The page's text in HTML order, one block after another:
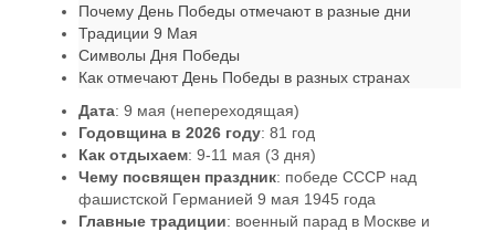
Почему День Победы отмечают в разные дни
Традиции 9 Мая
Символы Дня Победы
Как отмечают День Победы в разных странах
Дата: 9 мая (непереходящая)
Годовщина в 2026 году: 81 год
Как отдыхаем: 9-11 мая (3 дня)
Чему посвящен праздник: победе СССР над
фашистской Германией 9 мая 1945 года
Главные традиции: военный парад в Москве и